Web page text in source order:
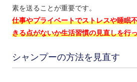
素を送ることが重要です。
仕事やプライベートでストレスや睡眠
きる点がないか生活習慣の見直しを行
シャンプーの方法を見直す